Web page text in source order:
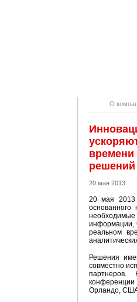
О
времени
решений
20 мая 2013
20 мая 2013
необходимые
информации,
реальном
Решения
совместно
Орландо,